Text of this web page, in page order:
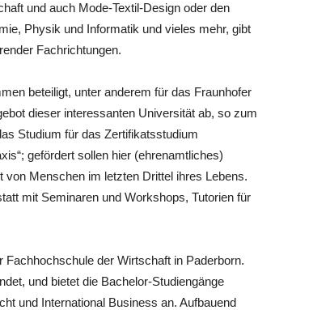
und auch Mode-Textil-Design oder den
Physik und Informatik und vieles mehr, gibt
Fachrichtungen.
beteiligt, unter anderem für das Fraunhofer
dieser interessanten Universität ab, so zum
Studium für das Zertifikatsstudium
gefördert sollen hier (ehrenamtliches)
Menschen im letzten Drittel ihres Lebens.
mit Seminaren und Workshops, Tutorien für
der Wirtschaft in Paderborn.
und bietet die Bachelor-Studiengänge
und International Business an. Aufbauend